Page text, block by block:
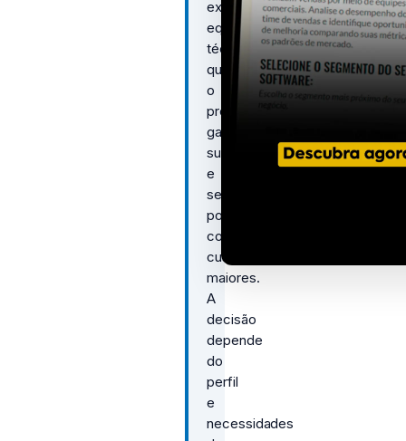
exige
equipe
técnica
qualificada;
o
proprietário
garante
suporte
e
segurança,
porém
com
custos
maiores.
A
decisão
depende
do
perfil
e
necessidades